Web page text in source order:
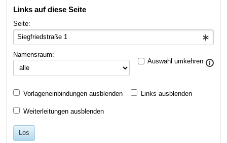
Navigation
Suche
Links auf diese Seite
Seite:
Namensraum:
Auswahl umkehren
Vorlageneinbindungen ausblenden Links ausblenden
Weiterleitungen ausblenden
Los